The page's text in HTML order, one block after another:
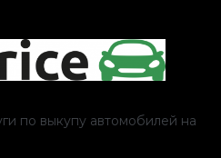
по выкупу автомобилей на